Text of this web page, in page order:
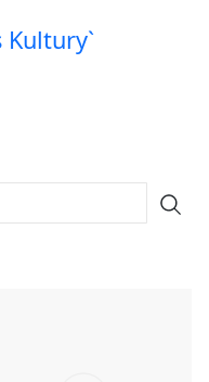
Kultury`